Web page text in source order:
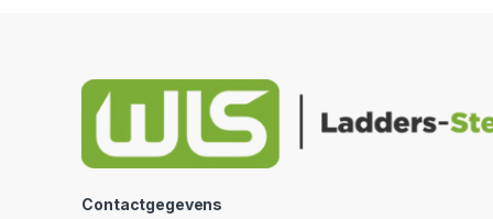
Contactgegevens